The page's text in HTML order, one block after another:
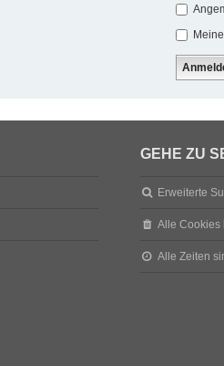
GEHE ZU
Erweiterte
Alle Cookies
Alle Zeiten